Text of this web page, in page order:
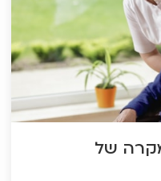
רפואיים, כמו
כאשר קיים צורך
ובדיקות גנטיות
לא נותן
של